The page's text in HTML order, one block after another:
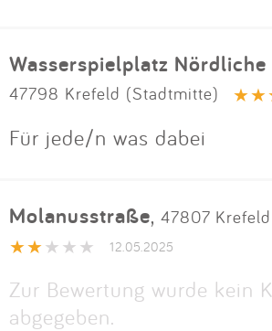
Wasserspielplatz
47798 Krefeld (Stadtmitte)
Für jede/n was dabei
Molanusstraße, 47807
12.05.2025
Zur Bewertung wurde kein
abgegeben.